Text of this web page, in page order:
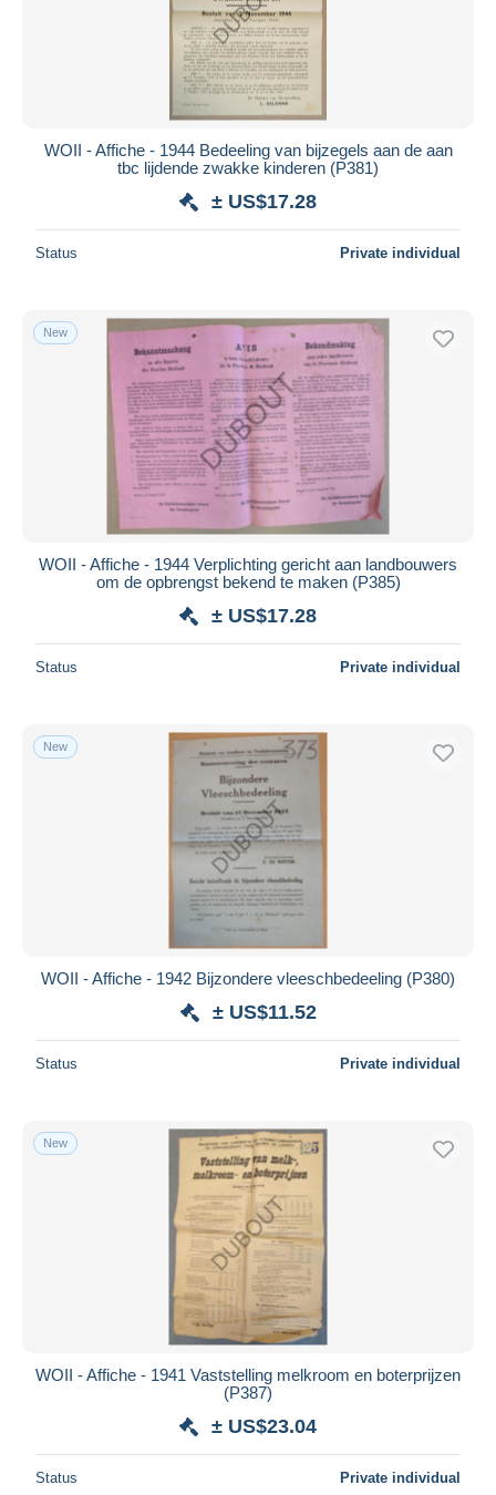
WOII - Affiche - 1944 Bedeeling van bijzegels aan de aan
tbc lijdende zwakke kinderen (P381)
± US$17.28
Status Private individual
New
WOII - Affiche - 1944 Verplichting gericht aan landbouwers
om de opbrengst bekend te maken (P385)
± US$17.28
Status Private individual
New
WOII - Affiche - 1942 Bijzondere vleeschbedeeling (P380)
± US$11.52
Status Private individual
New
WOII - Affiche - 1941 Vaststelling melkroom en boterprijzen
(P387)
± US$23.04
Status Private individual